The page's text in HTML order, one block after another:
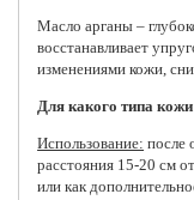
Масло арганы –
восстанавливает
изменениями кожи,
Для какого типа
Использование: после
расстояния 15-20 см
или как